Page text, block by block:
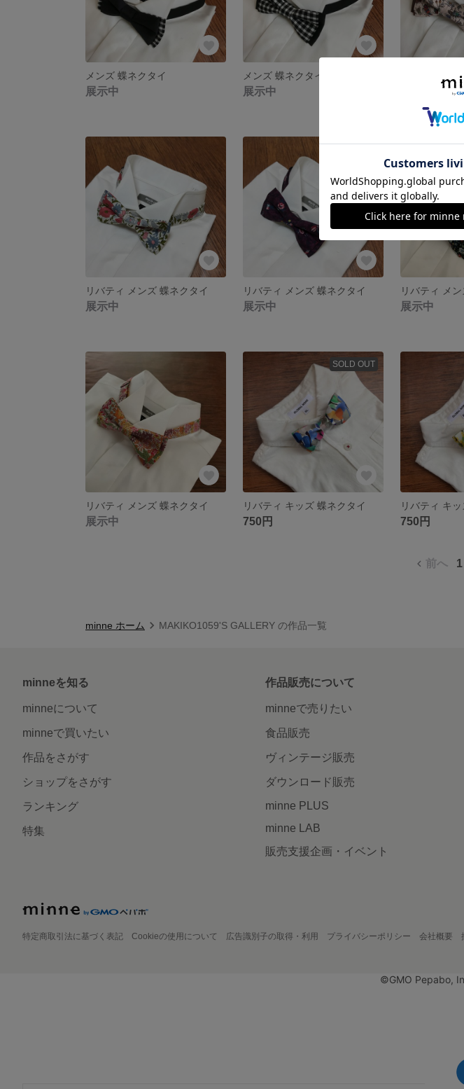
メンズ 蝶ネクタイ
展示中
メンズ 蝶ネクタイ
展示中
リバティ メ
リバティ メンズ 蝶ネクタイ
展示中
リバティ メンズ 蝶ネクタイ
展示中
リバティ メ
展示中
リバティ メンズ 蝶ネクタイ
展示中
SOLD OUT
リバティ キッズ 蝶ネクタイ
750円
リバティ キ
750円
前へ 1
minne ホーム MAKIKO1059'S GALLERY の作品一覧
minneを知る
minneについて
minneで買いたい
作品をさがす
ショップをさがす
ランキング
特集
作品販売について
minneで売りたい
食品販売
ヴィンテージ販売
ダウンロード販売
minne PLUS
minne LAB
販売支援企画・イベント
特定商取引法に基づく表記 Cookieの使用について 広告識別子の取得・利用 プライバシーポリシー 会社概要
©GMO Pepabo,